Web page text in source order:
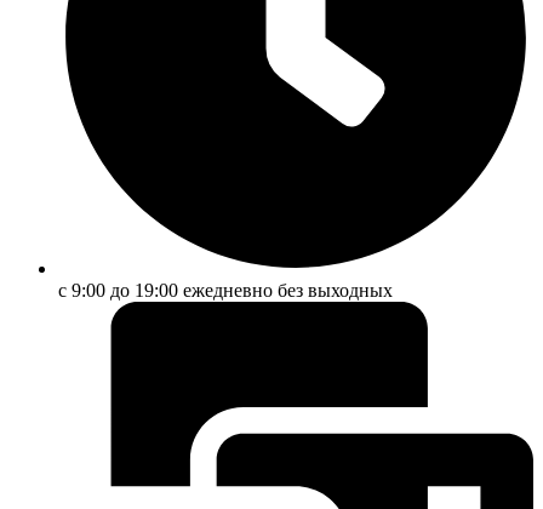
с 9:00 до 19:00 ежедневно без выходных